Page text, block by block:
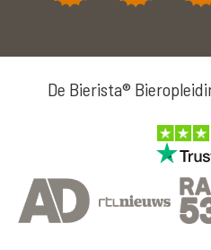
De Bierista®